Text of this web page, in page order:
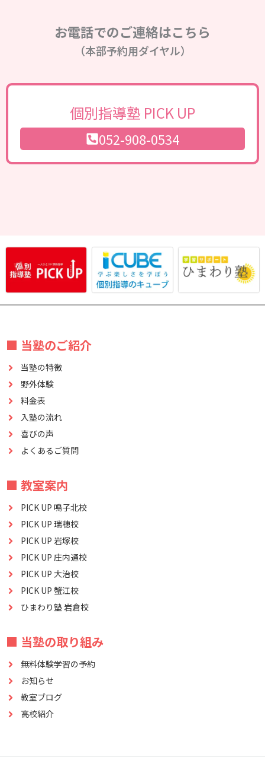
お電話でのご連絡はこちら
（本部予約用ダイヤル）
個別指導塾 PICK UP
052-908-0534
■ 当塾のご紹介
当塾の特徴
野外体験
料金表
入塾の流れ
喜びの声
よくあるご質問
■ 教室案内
PICK UP 鳴子北校
PICK UP 瑞穂校
PICK UP 岩塚校
PICK UP 庄内通校
PICK UP 大治校
PICK UP 蟹江校
ひまわり塾 岩倉校
■ 当塾の取り組み
無料体験学習の予約
お知らせ
教室ブログ
高校紹介